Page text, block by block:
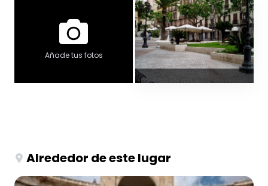
Añade tus fotos
Alrededor de este lugar